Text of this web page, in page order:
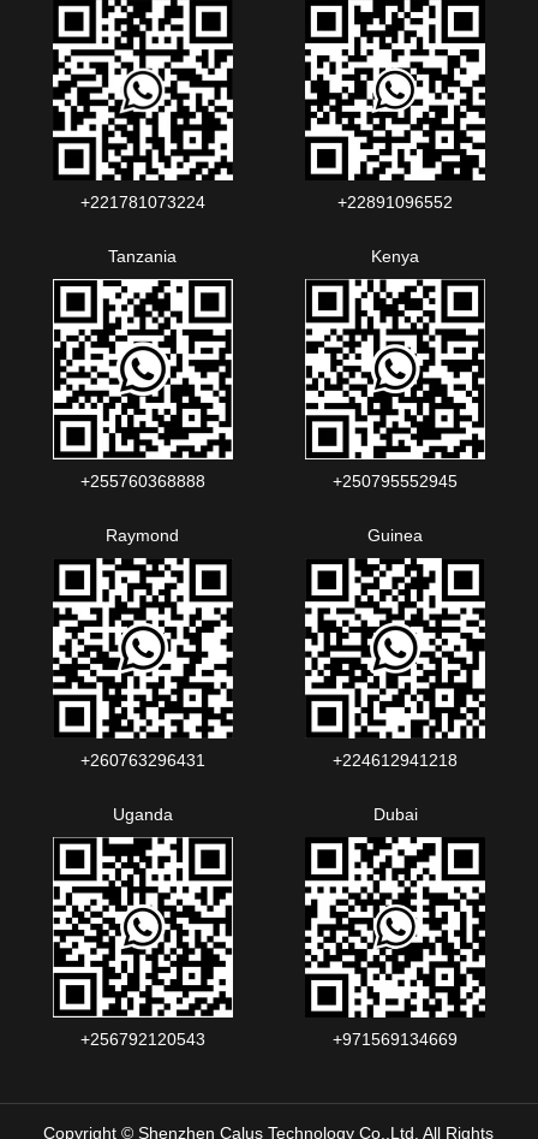
+221781073224‬‬ +22891096552‬‬‬‬
Tanzania
+255760368888
Kenya
+250795552945
Raymond
+260763296431
Guinea
+224612941218
Uganda
+256792120543‬
Dubai
+971569134669
Copyright © Shenzhen Calus Technology Co.,Ltd. All Rights